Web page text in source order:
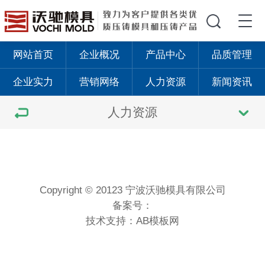
网站首页 企业概况 产品中心 品质管理
企业实力 营销网络 人力资源 新闻资讯
人力资源
Copyright © 20123 宁波沃驰模具有限公司
备案号：
技术支持： AB模板网